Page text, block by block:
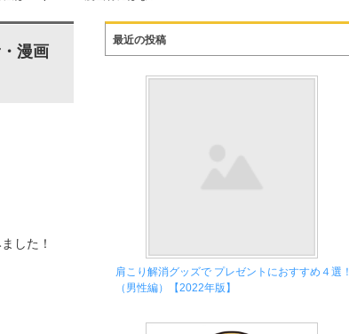
漫画
した！
最近の投稿
肩こり解消グッズで プレゼントにおすすめ４選！
（男性編）【2022年版】